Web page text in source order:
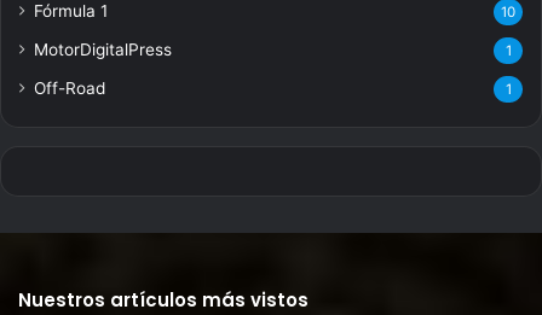
Fórmula 1 10
MotorDigitalPress 1
Off-Road 1
Nuestros artículos más vistos